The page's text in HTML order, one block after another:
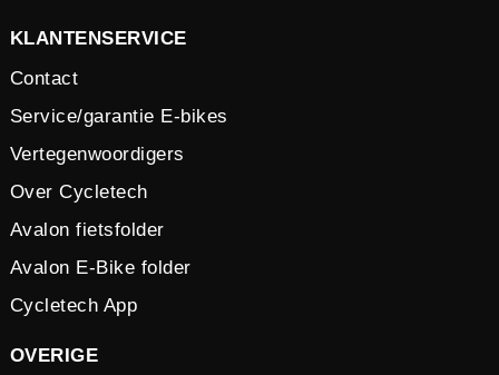
KLANTENSERVICE
Contact
Service/garantie E-bikes
Vertegenwoordigers
Over Cycletech
Avalon fietsfolder
Avalon E-Bike folder
Cycletech App
OVERIGE